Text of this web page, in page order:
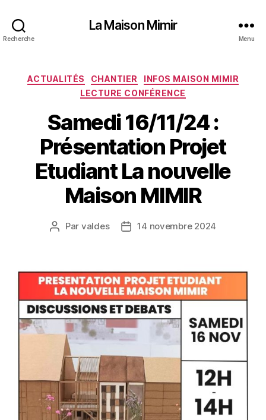
Recherche
La Maison Mimir
Menu
Catégories
ACTUALITÉS CHANTIER
INFOS MAISON MIMIR
LECTURE CONFÉRENCE
Samedi 16/11/24 :
Présentation Projet
Etudiant La nouvelle
Maison MIMIR
Auteur
Par valdes
Date14 novembre 2024